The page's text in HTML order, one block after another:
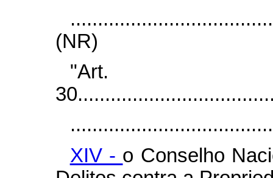
(NR)
"Art.
XIV - o Conselho